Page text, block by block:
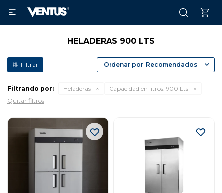

HELADERAS 900 LTS
Recomendados
Filtrando por: Heladeras Capacidad en litros: 900 Lts
Quitar filtros